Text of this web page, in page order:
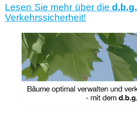
Lesen Sie mehr über died.b.g.
Verkehrssicherheit!